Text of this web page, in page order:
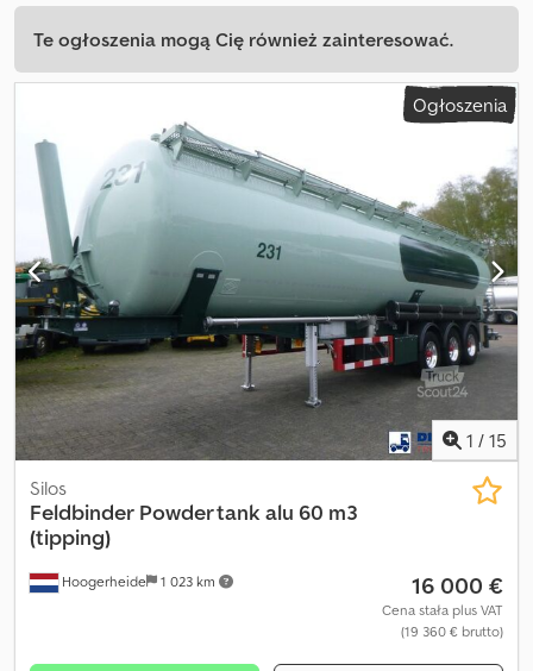
Te ogłoszenia mogą Cię również zainteresować.
Ogłoszenia
1 / 15
Hoogerheide 1 023 km
Silos
Feldbinder Powder tank alu 60 m3
(tipping)
16 000 €
Cena stała plus VAT
(19 360 € brutto)